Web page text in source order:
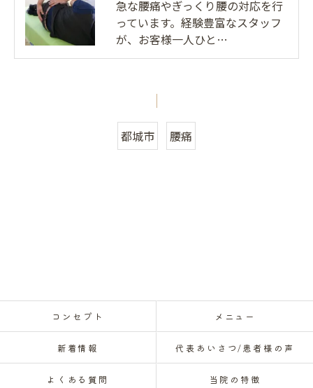
急な腰痛やぎっくり腰の対応を行
っています。経験豊富なスタッフ
が、お客様一人ひと…
都城市 腰痛
コンセプト メニュー
新着情報 代表あいさつ/患者様の声
よくある質問 当院の特徴